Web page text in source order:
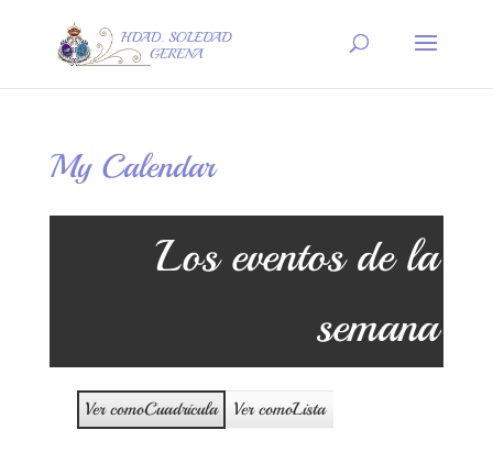
My Calendar
Los eventos de la
semana
Ver comoCuadrícula Ver comoLista